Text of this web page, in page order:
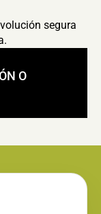
segura
O